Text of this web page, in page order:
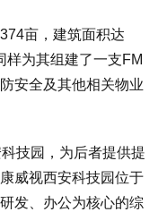
亩，建筑面积达
样为其组建了一支FM
安全及其他相关物业
技园，为后者提供提
威视西安科技园位于
发、办公为核心的综